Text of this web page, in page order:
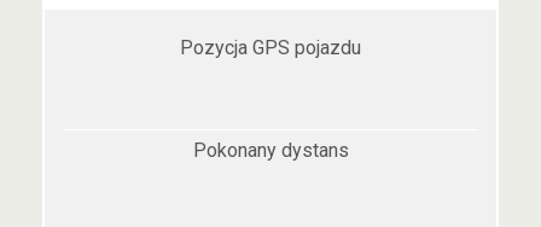
Pozycja GPS pojazdu
Pokonany dystans